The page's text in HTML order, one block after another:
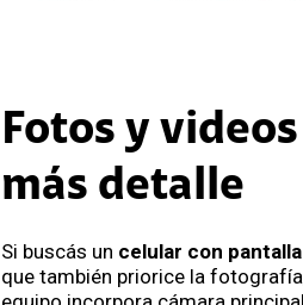
Fotos y
más detalle
Si buscás un celular con
que también priorice la